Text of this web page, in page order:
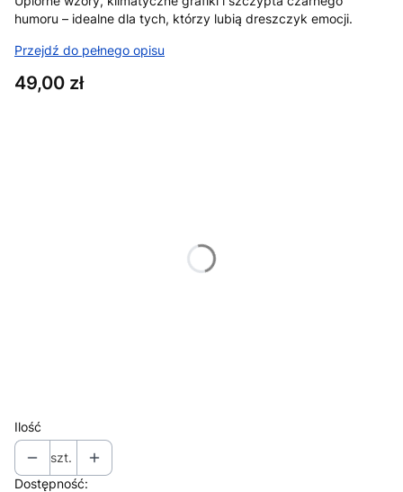
humoru – idealne dla tych, którzy lubią dreszczyk emocji.
Przejdź do pełnego opisu
Cena
49,00 zł
Ilość
szt.
Dostępność: